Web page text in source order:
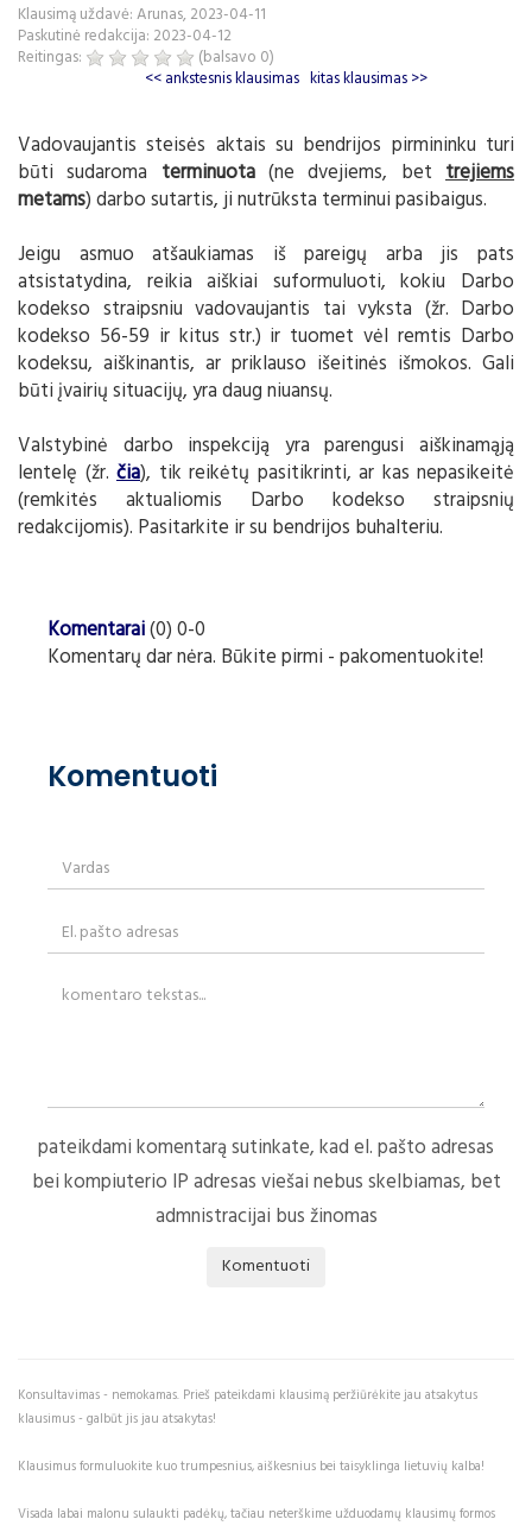
Klausimą uždavė: Arunas, 2023-04-11
Paskutinė redakcija: 2023-04-12
Reitingas:
(balsavo 0)
<< ankstesnis klausimas kitas klausimas >>
Vadovaujantis steisės aktais su bendrijos pirmininku turi
būti sudaroma terminuota(ne dvejiems, bettrejiems
metams) darbo sutartis, ji nutrūksta terminui pasibaigus.
Jeigu asmuo atšaukiamas iš pareigų arba jis pats
atsistatydina, reikia aiškiai suformuluoti, kokiu Darbo
kodekso straipsniu vadovaujantis tai vyksta (žr. Darbo
kodekso 56-59 ir kitus str.) ir tuomet vėl remtis Darbo
kodeksu, aiškinantis, ar priklauso išeitinės išmokos. Gali
būti įvairių situacijų, yra daug niuansų.
Valstybinė darbo inspekciją yra parengusi aiškinamąją
lentelę (žr. čia), tik reikėtų pasitikrinti, ar kas nepasikeitė
(remkitės aktualiomis Darbo kodekso straipsnių
redakcijomis). Pasitarkite ir su bendrijos buhalteriu.
Komentarai(0) 0-0
Komentarų dar nėra. Būkite pirmi - pakomentuokite!
Komentuoti
pateikdami komentarą sutinkate, kad el. pašto adresas
bei kompiuterio IP adresas viešai nebus skelbiamas, bet
admnistracijai bus žinomas
Komentuoti
Konsultavimas - nemokamas. Prieš pateikdami klausimą peržiūrėkite jau atsakytus
klausimus - galbūt jis jau atsakytas!
Klausimus formuluokite kuo trumpesnius, aiškesnius bei taisyklinga lietuvių kalba!
Visada labai malonu sulaukti padėkų, tačiau neterškime užduodamų klausimų formos